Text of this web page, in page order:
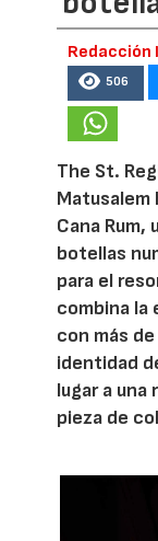
Redacción
506
The St.
Matusalem
Cana
botellas
para el
combina la
con más
identidad
lugar a
pieza de